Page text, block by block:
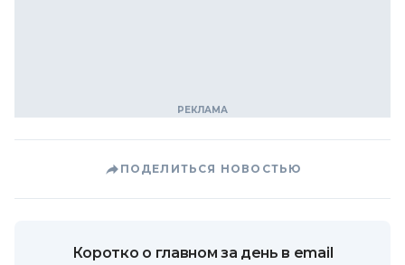
ПОДЕЛИТЬСЯ НОВОСТЬЮ
Коротко о главном за день в email